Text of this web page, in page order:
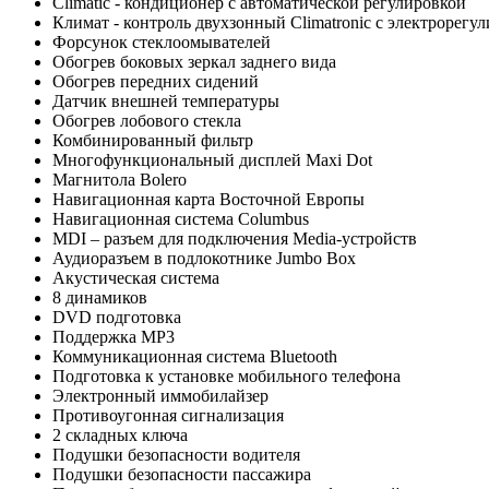
Климат - контроль двухзонный Climatronic с
Форсунок стеклоомывателей
Обогрев боковых зеркал заднего вида
Обогрев передних сидений
Датчик внешней температуры
Обогрев лобового стекла
Комбинированный фильтр
Многофункциональный дисплей Maxi Dot
Магнитола Bolero
Навигационная карта Восточной Европы
Навигационная система Columbus
MDI – разъем для подключения Media-устройств
Аудиоразъем в подлокотнике Jumbo Box
Акустическая система
8 динамиков
DVD подготовка
Поддержка MP3
Коммуникационная система Bluetooth
Подготовка к установке мобильного телефона
Электронный иммобилайзер
Противоугонная сигнализация
2 складных ключа
Подушки безопасности водителя
Подушки безопасности пассажира